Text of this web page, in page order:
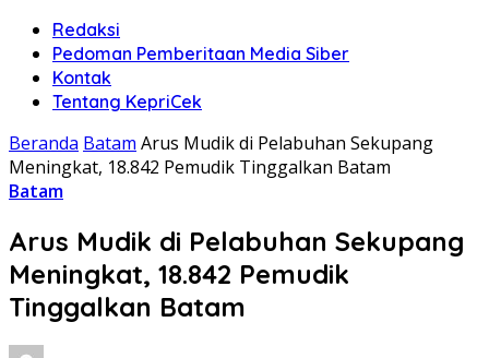
Redaksi
Pedoman Pemberitaan Media Siber
Kontak
Tentang KepriCek
Beranda Batam Arus Mudik di Pelabuhan Sekupang
Meningkat, 18.842 Pemudik Tinggalkan Batam
Batam
Arus Mudik di Pelabuhan Sekupang
Meningkat, 18.842 Pemudik
Tinggalkan Batam